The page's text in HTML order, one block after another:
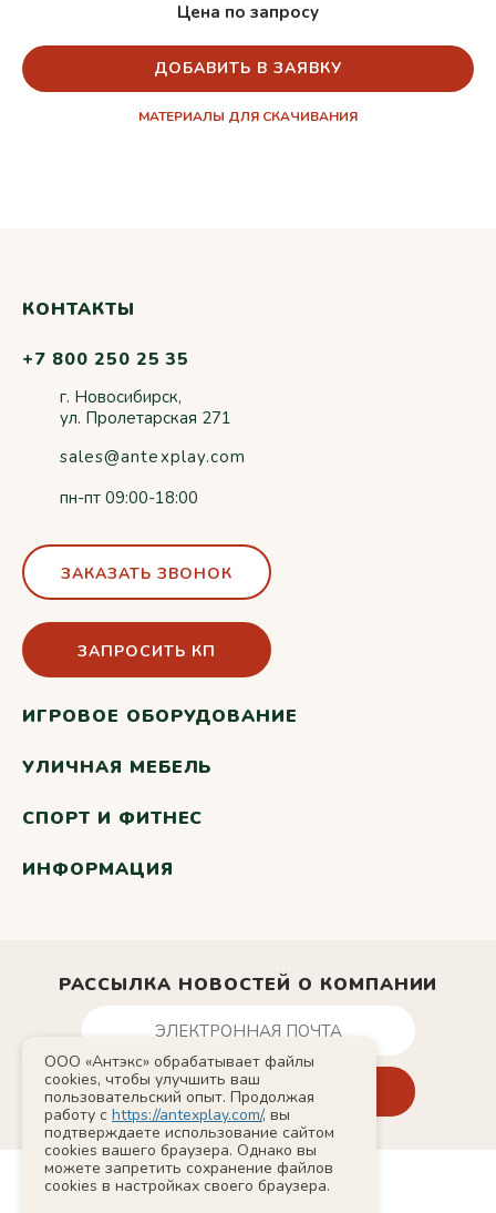
ООО «Антэкс» обрабатывает файлы
cookies, чтобы улучшить ваш
пользовательский опыт. Продолжая
работу с https://antexplay.com/, вы
подтверждаете использование сайтом
cookies вашего браузера. Однако вы
можете запретить сохранение файлов
cookies в настройках своего браузера.
Цена по запросу
ДОБАВИТЬ В ЗАЯВКУ
МАТЕРИАЛЫ ДЛЯ СКАЧИВАНИЯ
КОНТАКТЫ
+7 800 250 25 35
г. Новосибирск,
ул. Пролетарская 271
sales@antexplay.com
пн-пт 09:00-18:00
ЗАКАЗАТЬ ЗВОНОК
ЗАПРОСИТЬ КП
ИГРОВОЕ ОБОРУДОВАНИЕ
УЛИЧНАЯ МЕБЕЛЬ
СПОРТ И ФИТНЕС
ИНФОРМАЦИЯ
РАССЫЛКА НОВОСТЕЙ О КОМПАНИИ
© 2011-2026 AntexPlay